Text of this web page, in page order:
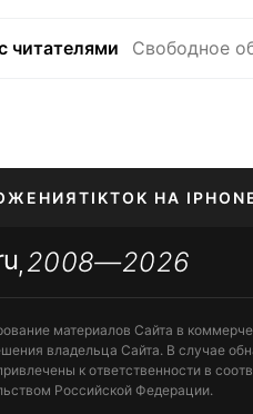
читателями Свободное
TIKTOK НА
B…ПОПОЛНЕНИЕ
, 2008—2026
материалов Сайта в
владельца Сайта. В случае
к ответственности в
Российской Федерации.